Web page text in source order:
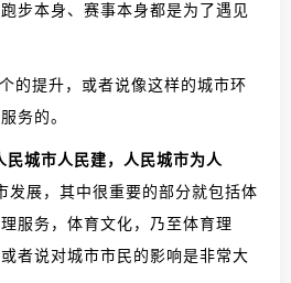
步本身、赛事本身都是为了遇见
的提升，或者说像这样的城市环
务的。
民城市人民建，人民城市为人
发展，其中很重要的部分就包括体
服务，体育文化，乃至体育理
者说对城市市民的影响是非常大